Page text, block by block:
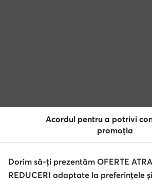
Acordul pentru a potrivi
promoția
Dorim să-ți prezentăm OFERTE
REDUCERI adaptate la preferințele